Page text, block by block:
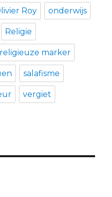
Roy onderwijs
Religie
religieuze marker
salafisme
vergiet